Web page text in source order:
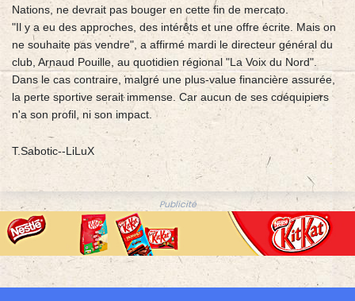
Nations, ne devrait pas bouger en cette fin de mercato.
"Il y a eu des approches, des intérêts et une offre écrite. Mais on
ne souhaite pas vendre", a affirmé mardi le directeur général du
club, Arnaud Pouille, au quotidien régional "La Voix du Nord".
Dans le cas contraire, malgré une plus-value financière assurée,
la perte sportive serait immense. Car aucun de ses coéquipiers
n'a son profil, ni son impact.
T.Sabotic--LiLuX
Publicité